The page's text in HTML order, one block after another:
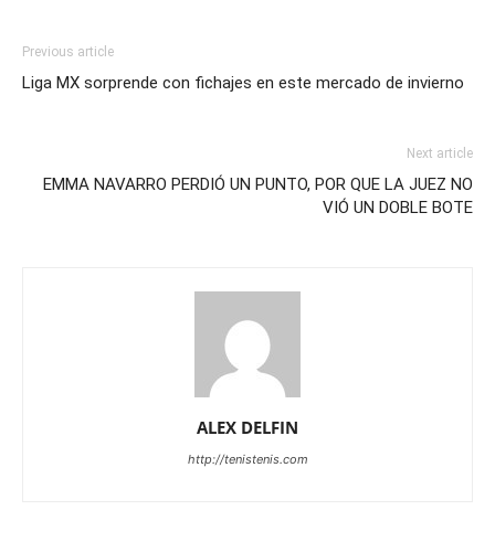
Previous article
Liga MX sorprende con fichajes en este mercado de invierno
Next article
EMMA NAVARRO PERDIÓ UN PUNTO, POR QUE LA JUEZ NO
VIÓ UN DOBLE BOTE
ALEX DELFIN
http://tenistenis.com